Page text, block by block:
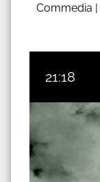
Commedia |
21:18